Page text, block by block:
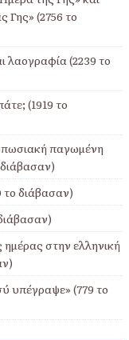
Γης» (2756 το
λαογραφία (2239 το
(1919 το
παγωμένη
το διάβασαν)
στην ελληνική
υπέγραψε» (779 το